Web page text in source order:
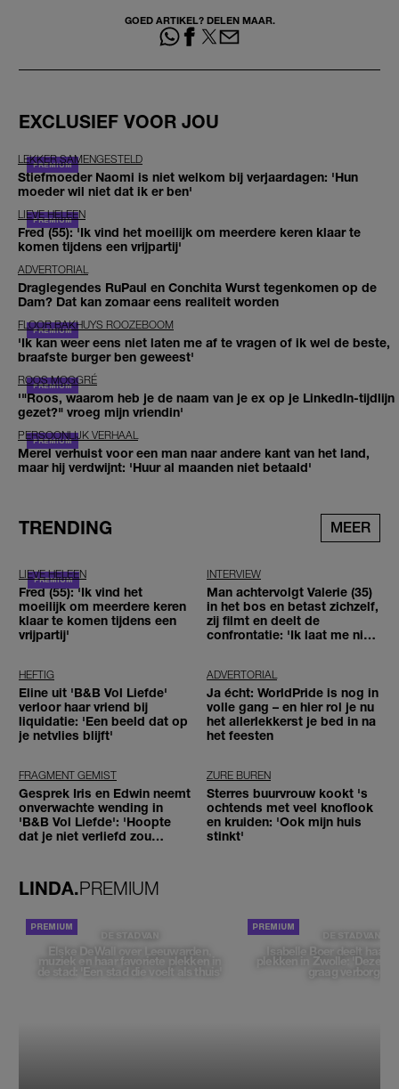
GOED ARTIKEL? DELEN MAAR.
EXCLUSIEF VOOR JOU
LEKKER SAMENGESTELD
Stiefmoeder Naomi is niet welkom bij verjaardagen: 'Hun
moeder wil niet dat ik er ben'
LIEVE HELEEN
Fred (55): 'Ik vind het moeilijk om meerdere keren klaar te
komen tijdens een vrijpartij'
ADVERTORIAL
Draglegendes RuPaul en Conchita Wurst tegenkomen op de
Dam? Dat kan zomaar eens realiteit worden
FLOOR BAKHUYS ROOZEBOOM
'Ik kan weer eens niet laten me af te vragen of ik wel de beste,
braafste burger ben geweest'
ROOS MOGGRÉ
'"Roos, waarom heb je de naam van je ex op je LinkedIn-tijdlijn
gezet?" vroeg mijn vriendin'
PERSOONLIJK VERHAAL
Merel verhuist voor een man naar andere kant van het land,
maar hij verdwijnt: 'Huur al maanden niet betaald'
TRENDING MEER
LIEVE HELEEN
Fred (55): 'Ik vind het
moeilijk om meerdere keren
klaar te komen tijdens een
vrijpartij'
INTERVIEW
Man achtervolgt Valerie (35)
in het bos en betast zichzelf,
zij filmt en deelt de
confrontatie: 'Ik laat me niet
HEFTIG
Eline uit 'B&B Vol Liefde'
verloor haar vriend bij
liquidatie: 'Een beeld dat op
je netvlies blijft'
ADVERTORIAL
Ja écht: WorldPride is nog in
volle gang – en hier rol je nu
het allerlekkerst je bed in na
het feesten
FRAGMENT GEMIST
Gesprek Iris en Edwin neemt
onverwachte wending in
'B&B Vol Liefde': 'Hoopte
dat je niet verliefd zou
ZURE BUREN
Sterres buurvrouw kookt 's
ochtends met veel knoflook
en kruiden: 'Ook mijn huis
stinkt'
LINDA.PREMIUM
DE STAD VAN
Elske DeWall over Leeuwarden,
muziek en haar favoriete plekken in
de stad: 'Een stad die voelt als thuis'
DE STAD VAN
Isabelle Boer deelt haar
plekken in Zwolle: 'Deze
graag verborgen'